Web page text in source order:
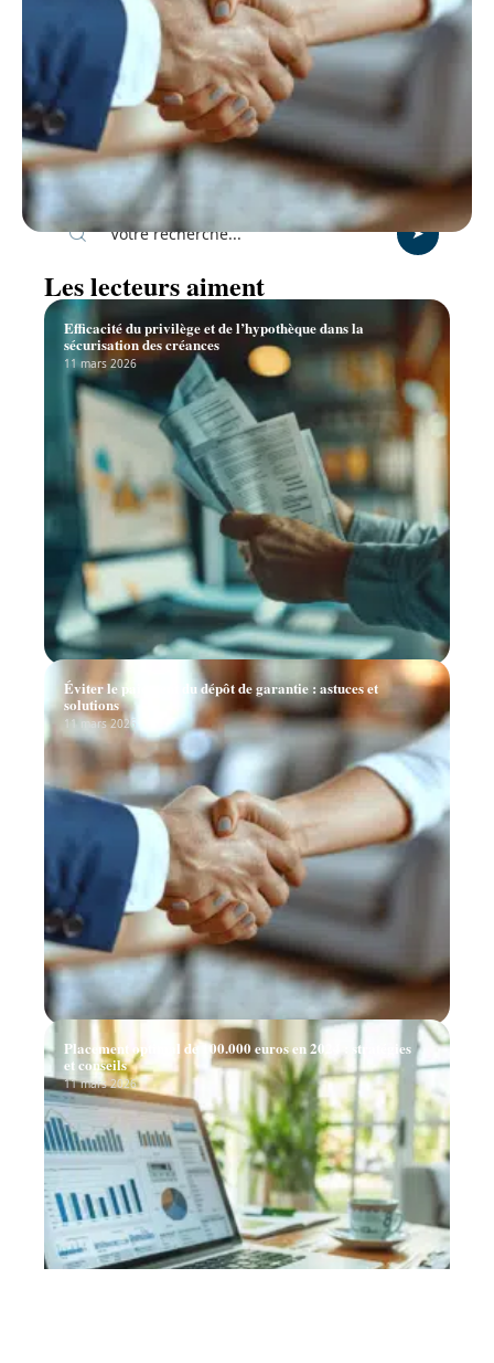
Recherche
Les lecteurs aiment
Efficacité du privilège et de l’hypothèque dans la
sécurisation des créances
11 mars 2026
Éviter le paiement du dépôt de garantie : astuces et
solutions
11 mars 2026
Placement optimal de 100.000 euros en 2024 : stratégies
et conseils
11 mars 2026